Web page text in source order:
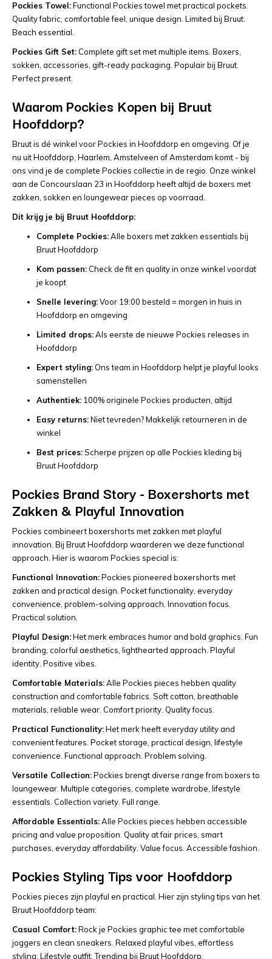
Pockies Towel:Functional Pockies towel met practical pockets.
Quality fabric, comfortable feel, unique design. Limited bij Bruut.
Beach essential.
Pockies Gift Set: Complete gift set met multiple items. Boxers,
sokken, accessories, gift-ready packaging. Populair bij Bruut.
Perfect present.
Waarom Pockies Kopen bij Bruut
Hoofddorp?
Bruut is dé winkel voor Pockies in Hoofddorp en omgeving. Of je
nu uit Hoofddorp, Haarlem, Amstelveen of Amsterdam komt - bij
ons vind je de complete Pockies collectie in de regio. Onze winkel
aan de Concourslaan 23 in Hoofddorp heeft altijd de boxers met
zakken, sokken en loungewear pieces op voorraad.
Dit krijg je bij Bruut Hoofddorp:
Complete Pockies:Alle boxers met zakken essentials bij
Bruut Hoofddorp
Kom passen: Check de fit en quality in onze winkel voordat
je koopt
Snelle levering:Voor 19:00 besteld = morgen in huis in
Hoofddorp en omgeving
Limited drops:Als eerste de nieuwe Pockies releases in
Hoofddorp
Expert styling: Ons team in Hoofddorp helpt je playful looks
samenstellen
Authentiek: 100% originele Pockies producten, altijd
Easy returns:Niet tevreden? Makkelijk retourneren in de
winkel
Best prices:Scherpe prijzen op alle Pockies kleding bij
Bruut Hoofddorp
Pockies Brand Story - Boxershorts met
Zakken & Playful Innovation
Pockies combineert boxershorts met zakken met playful
innovation. Bij Bruut Hoofddorp waarderen we deze functional
approach. Hier is waarom Pockies special is:
Functional Innovation:Pockies pioneered boxershorts met
zakken and practical design. Pocket functionality, everyday
convenience, problem-solving approach. Innovation focus.
Practical solution.
Playful Design:Het merk embraces humor and bold graphics. Fun
branding, colorful aesthetics, lighthearted approach. Playful
identity. Positive vibes.
Comfortable Materials:Alle Pockies pieces hebben quality
construction and comfortable fabrics. Soft cotton, breathable
materials, reliable wear. Comfort priority. Quality focus.
Practical Functionality:Het merk heeft everyday utility and
convenient features. Pocket storage, practical design, lifestyle
convenience. Functional approach. Problem solving.
Versatile Collection:Pockies brengt diverse range from boxers to
loungewear. Multiple categories, complete wardrobe, lifestyle
essentials. Collection variety. Full range.
Affordable Essentials:Alle Pockies pieces hebben accessible
pricing and value proposition. Quality at fair prices, smart
purchases, everyday affordability. Value focus. Accessible fashion.
Pockies Styling Tips voor Hoofddorp
Pockies pieces zijn playful en practical. Hier zijn styling tips van het
Bruut Hoofddorp team:
Casual Comfort:Rock je Pockies graphic tee met comfortable
joggers en clean sneakers. Relaxed playful vibes, effortless
styling. Lifestyle outfit. Trending bij Bruut Hoofddorp.